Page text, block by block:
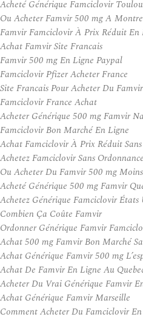
Acheté Générique Famciclovir
Ou Acheter Famvir 500 mg A
Famvir Famciclovir À Prix Réduit En
Achat Famvir Site Francais
Famvir 500 mg En Ligne Paypal
Famciclovir Pfizer Acheter France
Site Francais Pour Acheter Du
Famciclovir France Achat
Acheter Générique 500 mg Famvir
Famciclovir Bon Marché En Ligne
Achat Famciclovir À Prix Réduit
Achetez Famciclovir Sans Ordonnance
Ou Acheter Du Famvir 500 mg
Acheté Générique 500 mg Famvir
Achetez Générique Famciclovir États
Combien Ça Coûte Famvir
Ordonner Générique Famvir
Achat 500 mg Famvir Bon Marché
Achat Générique Famvir 500 mg
Achat De Famvir En Ligne Au
Acheter Du Vrai Générique Famvir
Achat Générique Famvir Marseille
Comment Acheter Du Famciclovir